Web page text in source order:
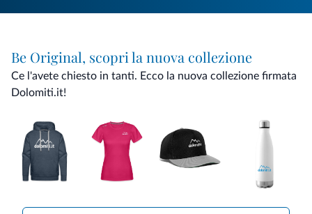
Be Original, scopri la nuova collezione
Ce l'avete chiesto in tanti. Ecco la nuova collezione firmata
Dolomiti.it!